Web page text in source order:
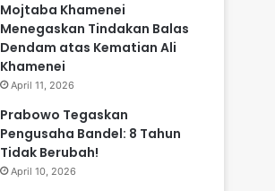
Mojtaba Khamenei
Menegaskan Tindakan Balas
Dendam atas Kematian Ali
Khamenei
April 11, 2026
Prabowo Tegaskan
Pengusaha Bandel: 8 Tahun
Tidak Berubah!
April 10, 2026